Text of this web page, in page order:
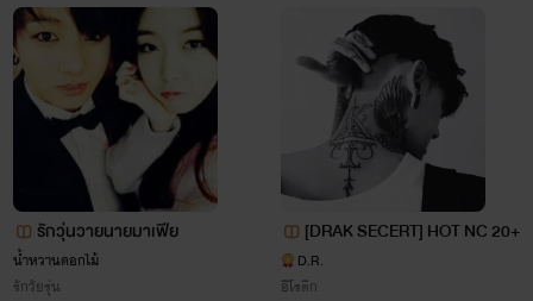
จูบที่คอ แปลว่า แสดงความเป็นเจ้าของ
(ฮิฮิ มีความจิ้นแรงงง!!!*.,*)
รักวุ่นวายนายมาเฟีย
น้ำหวานดอกไม้
รักวัยรุ่น
[DRAK SECERT] HOT NC 20+
D.R.
อีโรติก